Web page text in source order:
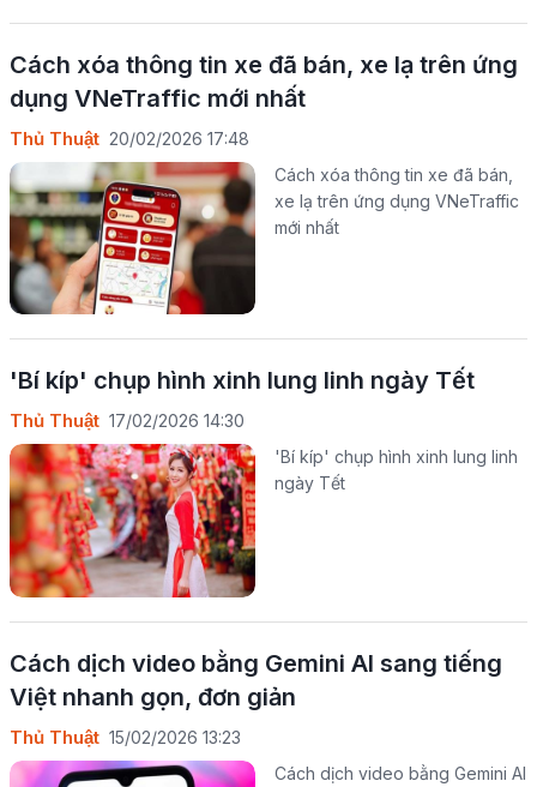
Cách xóa thông tin xe đã bán, xe lạ trên ứng
dụng VNeTraffic mới nhất
Thủ Thuật 20/02/2026 17:48
Cách xóa thông tin xe đã bán,
xe lạ trên ứng dụng VNeTraffic
mới nhất
'Bí kíp' chụp hình xinh lung linh ngày Tết
Thủ Thuật 17/02/2026 14:30
'Bí kíp' chụp hình xinh lung linh
ngày Tết
Cách dịch video bằng Gemini AI sang tiếng
Việt nhanh gọn, đơn giản
Thủ Thuật 15/02/2026 13:23
Cách dịch video bằng Gemini AI